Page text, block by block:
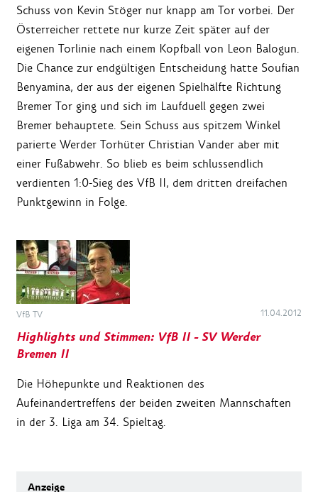
Schuss von Kevin Stöger nur knapp am Tor vorbei. Der
Österreicher rettete nur kurze Zeit später auf der
eigenen Torlinie nach einem Kopfball von Leon Balogun.
Die Chance zur endgültigen Entscheidung hatte Soufian
Benyamina, der aus der eigenen Spielhälfte Richtung
Bremer Tor ging und sich im Laufduell gegen zwei
Bremer behauptete. Sein Schuss aus spitzem Winkel
parierte Werder Torhüter Christian Vander aber mit
einer Fußabwehr. So blieb es beim schlussendlich
verdienten 1:0-Sieg des VfB II, dem dritten dreifachen
Punktgewinn in Folge.
VfB TV 11.04.2012
Highlights und Stimmen: VfB II - SV Werder
Bremen II
Die Höhepunkte und Reaktionen des
Aufeinandertreffens der beiden zweiten Mannschaften
in der 3. Liga am 34. Spieltag.